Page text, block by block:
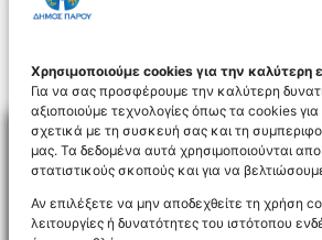
Χρησιμοποιούμε cookies για την καλύτερη
Για να σας προσφέρουμε την καλύτερη
αξιοποιούμε τεχνολογίες όπως τα cookies
σχετικά με τη συσκευή σας και τη
μας. Τα δεδομένα αυτά χρησιμοποιούνται
στατιστικούς σκοπούς και για να
Αν επιλέξετε να μην αποδεχθείτε τη χρήση
λειτουργίες ή δυνατότητες του ιστότοπου
13 Σεπ 2024
1 2 3 …
1 … Επόμενη